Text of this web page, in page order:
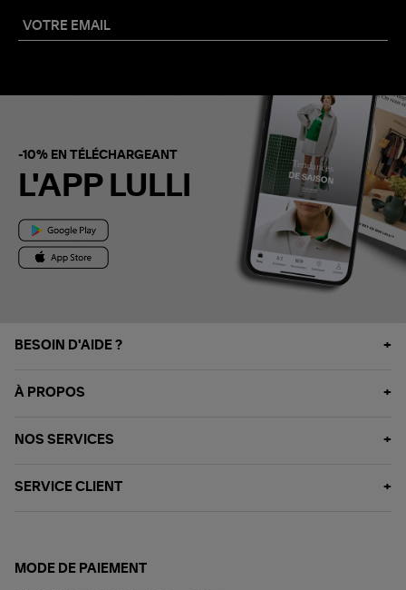
-10% EN TÉLÉCHARGEANT
L'APP LULLI
BESOIN D'AIDE ?
À PROPOS
NOS SERVICES
SERVICE CLIENT
MODE DE PAIEMENT